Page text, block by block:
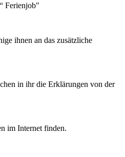
Ferienjob"
ihnen an das zusätzliche
in ihr die Erklärungen von der
im Internet finden.